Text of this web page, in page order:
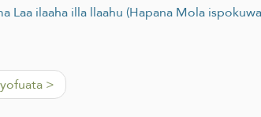
ilaaha illa llaahu (Hapana Mola
>